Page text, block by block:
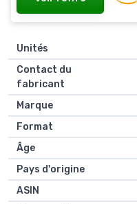
Unités
Contact du
fabricant
Marque
Format
Âge
Pays d'origine
ASIN